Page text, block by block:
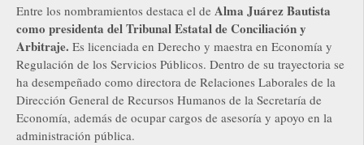
Entre los nombramientos destaca el de Alma Juárez Bautista
como presidenta del Tribunal Estatal de Conciliación y
Arbitraje. Es licenciada en Derecho y maestra en Economía y
Regulación de los Servicios Públicos. Dentro de su trayectoria se
ha desempeñado como directora de Relaciones Laborales de la
Dirección General de Recursos Humanos de la Secretaría de
Economía, además de ocupar cargos de asesoría y apoyo en la
administración pública.